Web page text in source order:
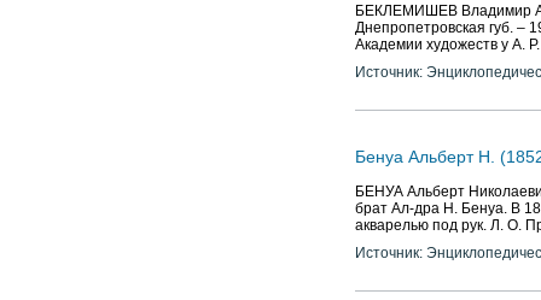
БЕКЛЕМИШЕВ Владимир
Днепропетровская губ. –
Академии художеств у А.
Источник:
Бенуа Альберт Н.
БЕНУА Альберт
брат Ал-дра Н. Бенуа. В
акварелью под рук. Л. О.
Источник: